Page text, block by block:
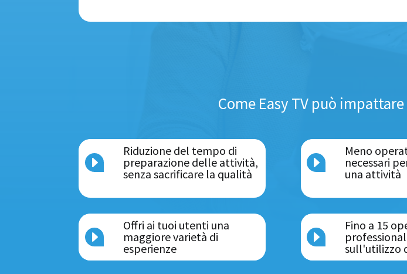
Come Easy TV può
E
Riduzione del tempo di
preparazione delle attività,
senza sacrificare la qualità
E
Meno
necessari
una attività
E
Offri ai tuoi utenti una
maggiore varietà di
esperienze
E
Fino a 15
sull'utilizzo